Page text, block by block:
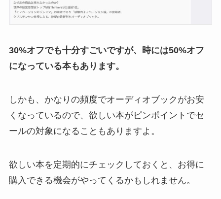
30%オフでも十分すごいですが、時には50%オフ
になっている本もあります。
しかも、かなりの頻度でオーディオブックがお安
くなっているので、欲しい本がピンポイントでセ
ールの対象になることもありますよ。
欲しい本を定期的にチェックしておくと、お得に
購入できる機会がやってくるかもしれません。